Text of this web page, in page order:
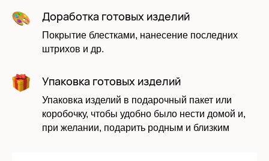
Доработка готовых изделий
Покрытие блестками, нанесение последних
штрихов и др.
Упаковка готовых изделий
Упаковка изделий в подарочный пакет или
коробочку, чтобы удобно было нести домой и,
при желании, подарить родным и близким
персональных данных в соответствии с
политикой